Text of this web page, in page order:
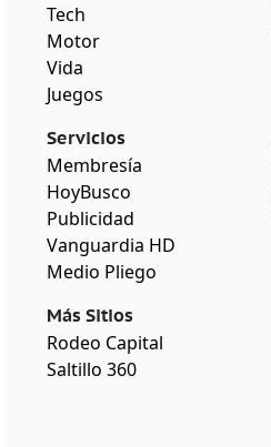
Tech
Motor
Vida
Juegos
Servicios
Membresía
HoyBusco
Publicidad
Vanguardia HD
Medio Pliego
Más Sitios
Rodeo Capital
Saltillo 360